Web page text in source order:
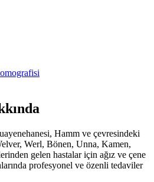
Hamm ve çevresindeki
Werl, Bönen, Unna, Kamen,
gelen hastalar için ağız ve çene
profesyonel ve özenli tedaviler